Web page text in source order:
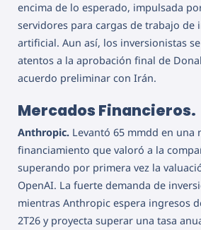
encima de lo esperado, impulsada
servidores para cargas de trabajo de
artificial. Aun así, los inversionistas
atentos a la aprobación final de
acuerdo preliminar con Irán.
Mercados Financieros.
Anthropic. Levantó 65 mmdd en una
financiamiento que valoró a la
superando por primera vez la
OpenAI. La fuerte demanda de
mientras Anthropic espera ingresos
2T26 y proyecta superar una tasa